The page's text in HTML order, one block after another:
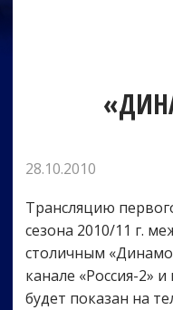
28.10.2010
Трансляцию
сезона 2010/11 г.
столичным
канале «Россия-2»
будет показан на